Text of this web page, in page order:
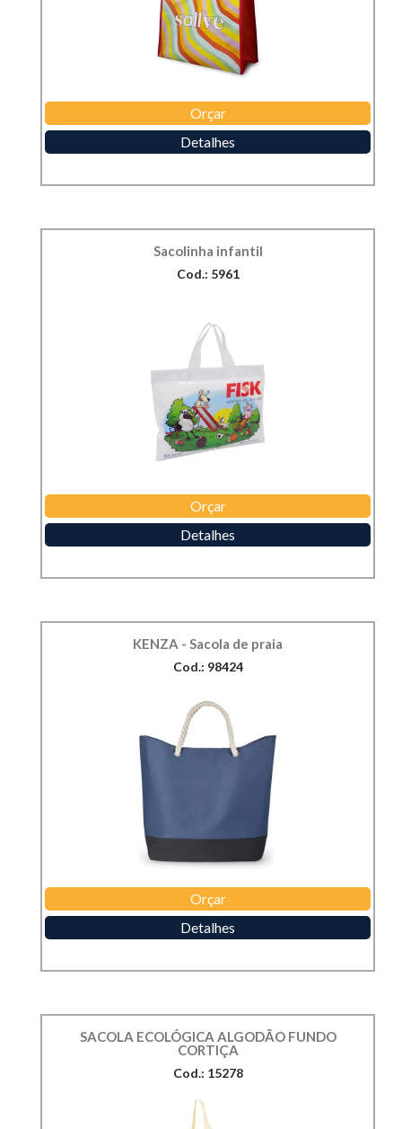
Orçar
Detalhes
Sacolinha infantil
Cod.: 5961
Orçar
Detalhes
KENZA - Sacola de praia
Cod.: 98424
Orçar
Detalhes
SACOLA ECOLÓGICA ALGODÃO FUNDO
CORTIÇA
Cod.: 15278